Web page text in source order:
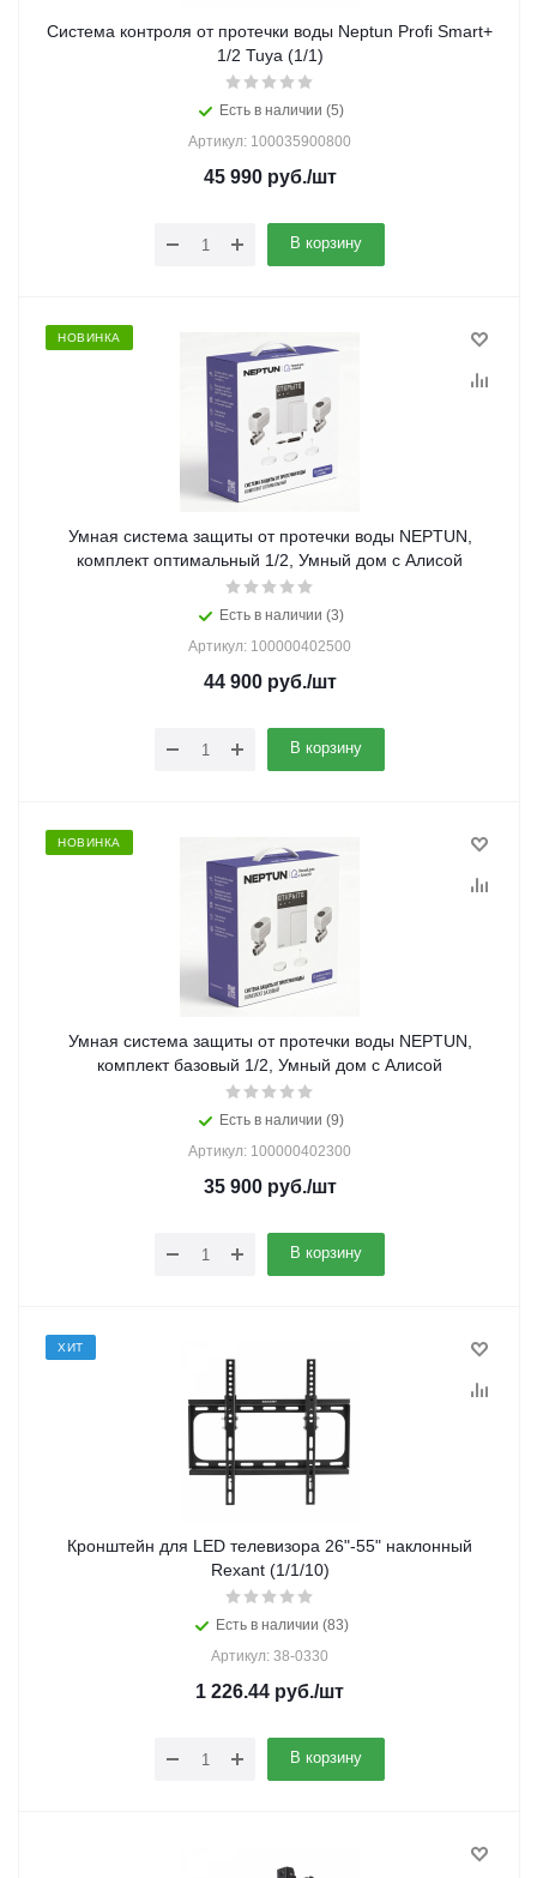
Система контроля от протечки воды Neptun Profi Smart+
1/2 Tuya (1/1)
Есть в наличии (5)
Артикул: 100035900800
45 990руб./шт
В корзину
НОВИНКА
Умная система защиты от протечки воды NEPTUN,
комплект оптимальный 1/2, Умный дом с Алисой
Есть в наличии (3)
Артикул: 100000402500
44 900руб./шт
В корзину
НОВИНКА
Умная система защиты от протечки воды NEPTUN,
комплект базовый 1/2, Умный дом с Алисой
Есть в наличии (9)
Артикул: 100000402300
35 900руб./шт
В корзину
ХИТ
Кронштейн для LED телевизора 26"-55" наклонный
Rexant (1/1/10)
Есть в наличии (83)
Артикул: 38-0330
1 226.44 руб./шт
В корзину